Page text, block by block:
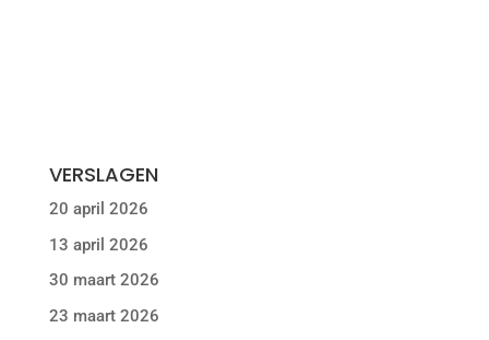
VERSLAGEN
20 april 2026
13 april 2026
30 maart 2026
23 maart 2026